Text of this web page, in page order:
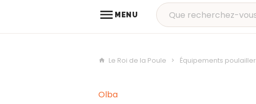
MENU
Le Roi de la Poule Équipements poulailler
Olba